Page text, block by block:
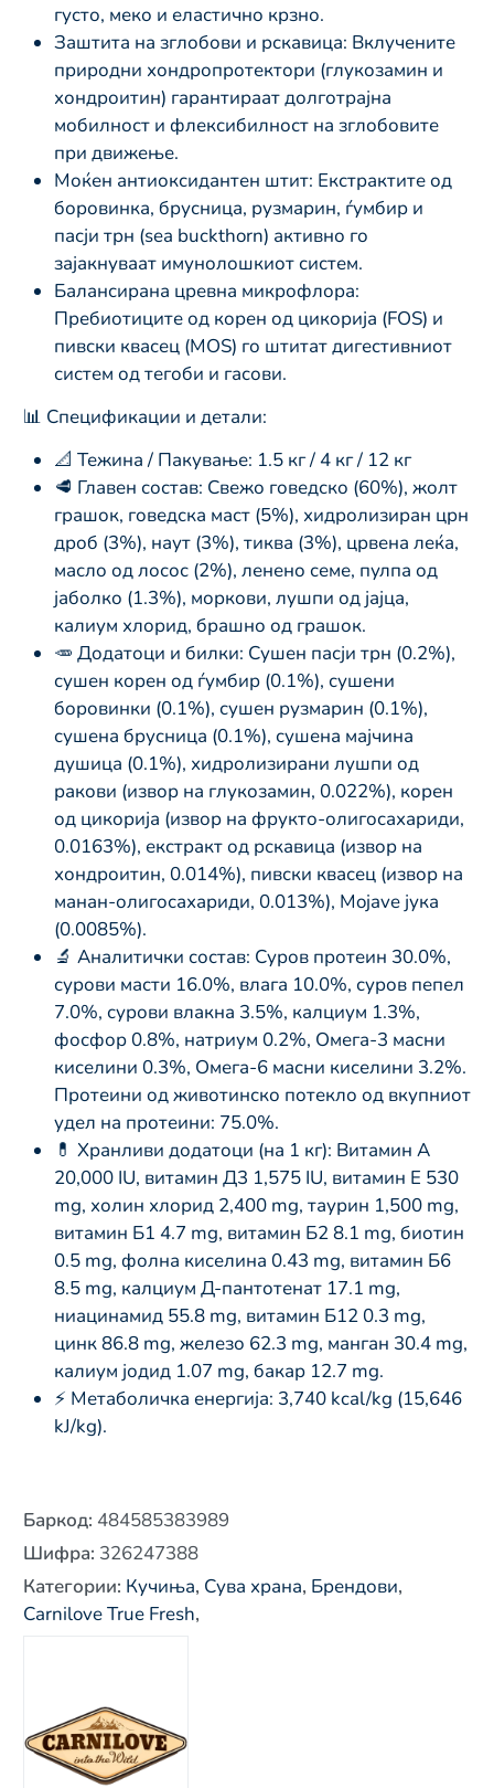
густо, меко и еластично крзно.
Заштита на зглобови и рскавица: Вклучените
природни хондропротектори (глукозамин и
хондроитин) гарантираат долготрајна
мобилност и флексибилност на зглобовите
при движење.
Моќен антиоксидантен штит: Екстрактите од
боровинка, брусница, рузмарин, ѓумбир и
пасји трн (sea buckthorn) активно го
зајакнуваат имунолошкиот систем.
Балансирана цревна микрофлора:
Пребиотиците од корен од цикорија (FOS) и
пивски квасец (MOS) го штитат дигестивниот
систем од тегоби и гасови.
📊 Спецификации и детали:
📐 Тежина / Пакување: 1.5 кг / 4 кг / 12 кг
🥩 Главен состав: Свежо говедско (60%), жолт
грашок, говедска маст (5%), хидролизиран црн
дроб (3%), наут (3%), тиква (3%), црвена леќа,
масло од лосос (2%), ленено семе, пулпа од
јаболко (1.3%), моркови, лушпи од јајца,
калиум хлорид, брашно од грашок.
🥕 Додатоци и билки: Сушен пасји трн (0.2%),
сушен корен од ѓумбир (0.1%), сушени
боровинки (0.1%), сушен рузмарин (0.1%),
сушена брусница (0.1%), сушена мајчина
душица (0.1%), хидролизирани лушпи од
ракови (извор на глукозамин, 0.022%), корен
од цикорија (извор на фрукто-олигосахариди,
0.0163%), екстракт од рскавица (извор на
хондроитин, 0.014%), пивски квасец (извор на
манан-олигосахариди, 0.013%), Mojave јука
(0.0085%).
🔬 Аналитички состав: Суров протеин 30.0%,
сурови масти 16.0%, влага 10.0%, суров пепел
7.0%, сурови влакна 3.5%, калциум 1.3%,
фосфор 0.8%, натриум 0.2%, Омега-3 масни
киселини 0.3%, Омега-6 масни киселини 3.2%.
Протеини од животинско потекло од вкупниот
удел на протеини: 75.0%.
💊 Хранливи додатоци (на 1 кг): Витамин А
20,000 IU, витамин Д3 1,575 IU, витамин Е 530
mg, холин хлорид 2,400 mg, таурин 1,500 mg,
витамин Б1 4.7 mg, витамин Б2 8.1 mg, биотин
0.5 mg, фолна киселина 0.43 mg, витамин Б6
8.5 mg, калциум Д-пантотенат 17.1 mg,
ниацинамид 55.8 mg, витамин Б12 0.3 mg,
цинк 86.8 mg, железо 62.3 mg, манган 30.4 mg,
калиум јодид 1.07 mg, бакар 12.7 mg.
⚡ Метаболичка енергија: 3,740 kcal/kg (15,646
kJ/kg).
Баркод: 484585383989
Шифра: 326247388
Категории: Кучиња, Сува храна, Брендови,
Carnilove True Fresh,